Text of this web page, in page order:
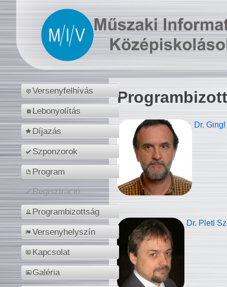
Versenyfelhívás
Lebonyolítás
Díjazás
Szponzorok
Program
Regisztráció
Programbizottság
Versenyhelyszín
Kapcsolat
Galéria
Dr.
Dr. Pletl